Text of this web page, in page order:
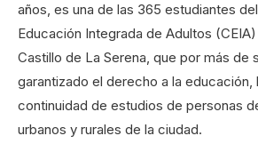
años, es una de las 365 estudiantes
Educación Integrada de Adultos
Castillo de La Serena, que por más de
garantizado el derecho a la educación,
continuidad de estudios de personas
urbanos y rurales de la ciudad.